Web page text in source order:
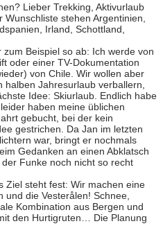
Lieber Trekking, Aktivurlaub
stehen Argentinien,
Irland, Schottland,
Beispiel so ab: Ich werde von
oder einer TV-Dokumentation
von Chile. Wir wollen aber
Jahresurlaub verballern,
Idee: Skiurlaub. Endlich habe
haben meine üblichen
gebucht, bei der kein
gestrichen. Da Jan im letzten
war, bringt er nochmals
Gedanken an einen Abklatsch
Funke noch nicht so recht
Ziel steht fest: Wir machen eine
die Vesterålen! Schnee,
Kombination aus Bergen und
den Hurtigruten… Die Planung